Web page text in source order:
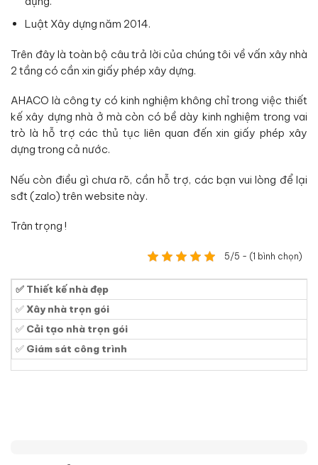
Luật Xây dựng năm 2014.
Trên đây là toàn bộ câu trả lời của chúng tôi về vấn xây nhà
2 tầng có cần xin giấy phép xây dựng.
AHACO là công ty có kinh nghiệm không chỉ trong việc thiết
kế xây dựng nhà ở mà còn có bề dày kinh nghiệm trong vai
trò là hỗ trợ các thủ tục liên quan đến xin giấy phép xây
dựng trong cả nước.
Nếu còn điều gì chưa rõ, cần hỗ trợ, các bạn vui lòng để lại
sđt (zalo) trên website này.
Trân trọng !
5/5 - (1 bình chọn)
✅ Thiết kế nhà đẹp
✅ Xây nhà trọn gói
✅ Cải tạo nhà trọn gói
✅ Giám sát công trình